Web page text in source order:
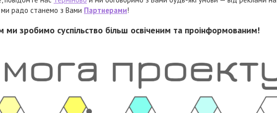
ми радо станемо з Вами Партнерами!
ми зробимо суспільство більш освіченим та проінформованим!